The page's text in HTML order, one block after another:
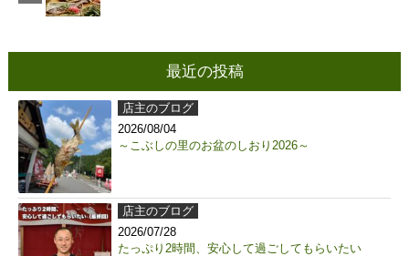
最近の投稿
店主のブログ
2026/08/04
～こぶしの里のお盆のしおり2026～
店主のブログ
2026/07/28
たっぷり2時間、安心して過ごしてもらいたい